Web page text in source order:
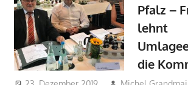
Pfalz –
lehnt
die